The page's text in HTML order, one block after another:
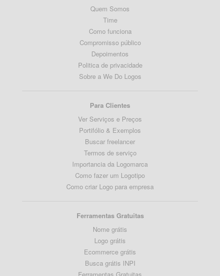
Quem Somos
Time
Como funciona
Compromisso público
Depoimentos
Politica de privacidade
Sobre a We Do Logos
Para Clientes
Ver Serviços e Preços
Portifólio & Exemplos
Buscar freelancer
Termos de serviço
Importancia da Logomarca
Como fazer um Logotipo
Como criar Logo para empresa
Ferramentas Gratuitas
Nome grátis
Logo grátis
Ecommerce grátis
Busca grátis INPI